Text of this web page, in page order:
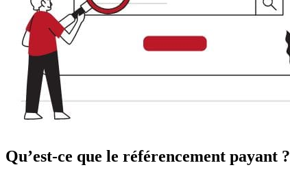
Qu’est-ce que le référencement payant ?